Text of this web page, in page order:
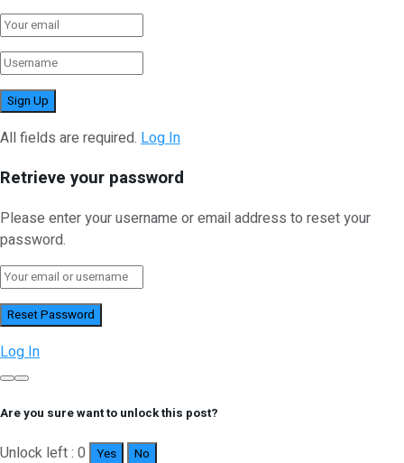
All fields are required. Log In
Retrieve your password
Please enter your username or email address to reset your
password.
Log In
Are you sure want to unlock this post?
Unlock left : 0 Yes No